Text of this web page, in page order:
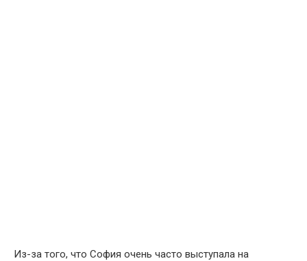
Из-за того, что София очень часто выступала на